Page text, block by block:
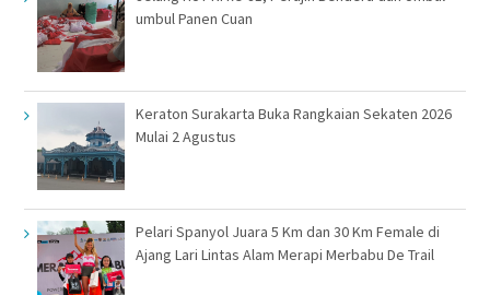
umbul Panen Cuan
Keraton Surakarta Buka Rangkaian Sekaten 2026
Mulai 2 Agustus
Pelari Spanyol Juara 5 Km dan 30 Km Female di
Ajang Lari Lintas Alam Merapi Merbabu De Trail